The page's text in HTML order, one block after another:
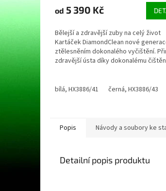
produktu
je
z
5
hvězdiček.
od 5 390 Kč
Bělejší a zdravější zuby na celý život
Kartáček DiamondClean nové
ztělesněním dokonalého vyčištění.
zdravější ústa díky dokonalému
bílá, HX3886/41 černá, HX3886/43
Popis Návody a soubory ke
Detailní popis produktu